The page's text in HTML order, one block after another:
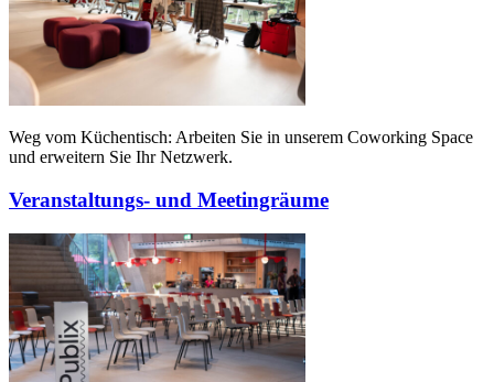
Weg vom Küchentisch: Arbeiten Sie in unserem Coworking Space
und erweitern Sie Ihr Netzwerk.
Ver­anstal­tungs- und Meeting­räume